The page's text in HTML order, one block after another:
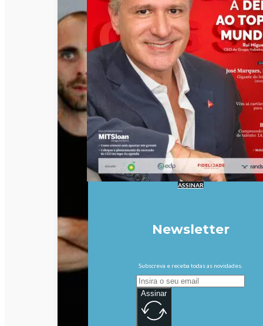
ASSINAR
Newsletter
Subscreva e receba todas as novidades.
Assinar